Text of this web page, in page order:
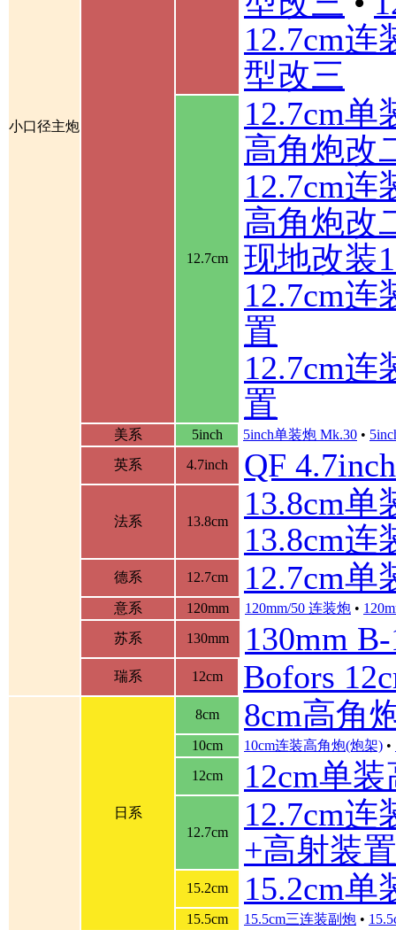
小口径主炮
12.7cm连
型改三
12.7cm
12.7cm
高角炮改
12.7cm
高角炮改
现地改装
12.7cm
置
12.7cm
置
美系 5inch 5inch单装炮 Mk.30 •
英系
4.7inch QF
法系 13.8cm
13.8cm单
13.8cm连
德系 12.7cm 12.7cm单
意系 120mm 120mm/50 连装炮 •
苏系
130mm 130mm
瑞系 12cm Bofors
日系
8cm 8cm高角
10cm 10cm连装高角炮(炮架) •
12cm
12cm单
12.7cm
12.7cm连
+高射装置
15.2cm 15.2cm单
15.5cm 15.5cm三连装副炮 •